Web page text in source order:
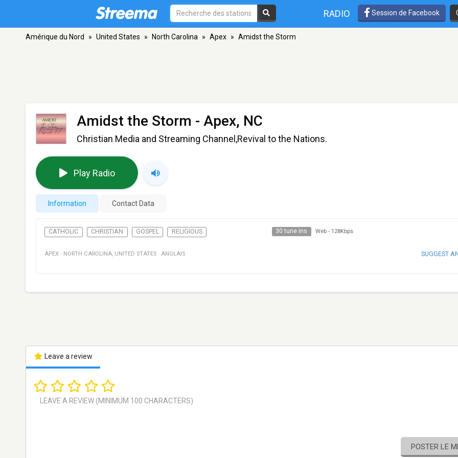
RADIO Session de Facebook
Amérique du Nord » United States » North Carolina » Apex » Amidst the Storm
Amidst the Storm - Apex, NC
Christian Media and Streaming Channel,Revival to the Nations.
Play Radio
Information Contact Data
CATHOLIC CHRISTIAN GOSPEL RELIGIOUS 30 tune ins Web - 128Kbps
APEX · NORTH CAROLINA, UNITED STATES · ANGLAIS SUGGEST
Leave a review
POSTER LE